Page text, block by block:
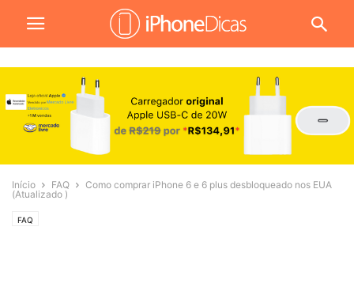
Início FAQ
Como comprar iPhone 6 e 6 plus desbloqueado nos EUA
(Atualizado )
FAQ